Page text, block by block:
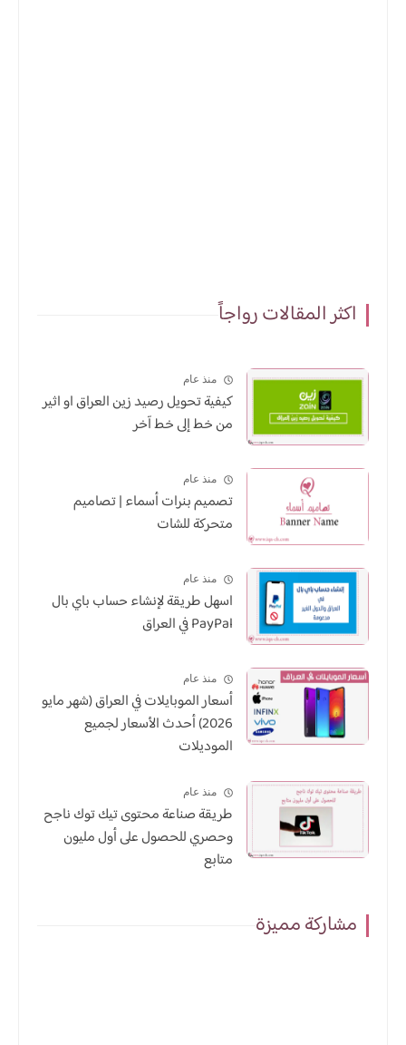
اكثر المقالات رواجاً
منذ عام
كيفية تحويل رصيد زين العراق او اثير
من خط إلى خط آخر
منذ عام
تصميم بنرات أسماء | تصاميم
متحركة للشات
منذ عام
اسهل طريقة لإنشاء حساب باي بال
PayPal في العراق
منذ عام
أسعار الموبايلات في العراق (شهر مايو
2026) أحدث الأسعار لجميع
الموديلات
منذ عام
طريقة صناعة محتوى تيك توك ناجح
وحصري للحصول على أول مليون
متابع
مشاركة مميزة